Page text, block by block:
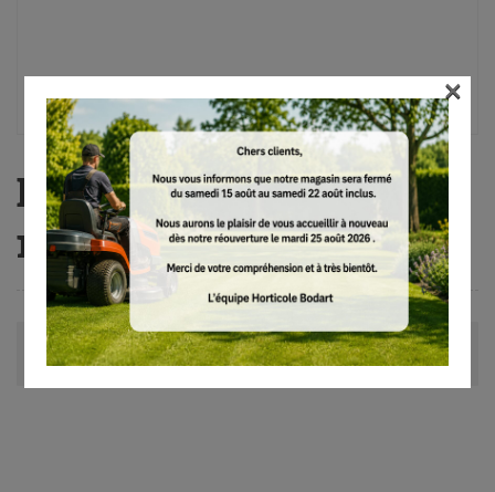
BGA 100, sans batterie
ni chargeur
Avis (0)
×